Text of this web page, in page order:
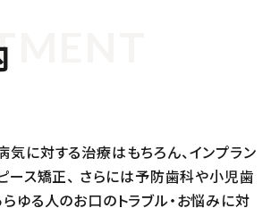
に対する治療はもちろん、インプラン
ース矯正、 さらには予防歯科や小児歯
ゆる人のお口のトラブル・お悩みに対